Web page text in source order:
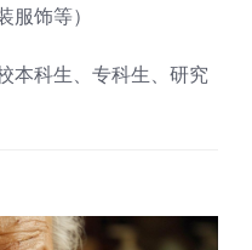
饰等）
本科生、专科生、研究